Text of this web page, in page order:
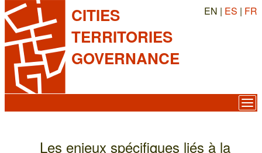
CITIES
TERRITORIES
GOVERNANCE
EN | ES | FR
Les enjeux spécifiques liés à la